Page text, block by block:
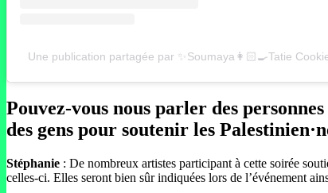
Une publication partagée par ✨Soumaya👩🏻‍🍳Tatie
Pouvez-vous nous parler des
des gens pour soutenir les
Stéphanie : De nombreux artistes participant à cette soirée
celles-ci. Elles seront bien sûr indiquées lors de l’événement